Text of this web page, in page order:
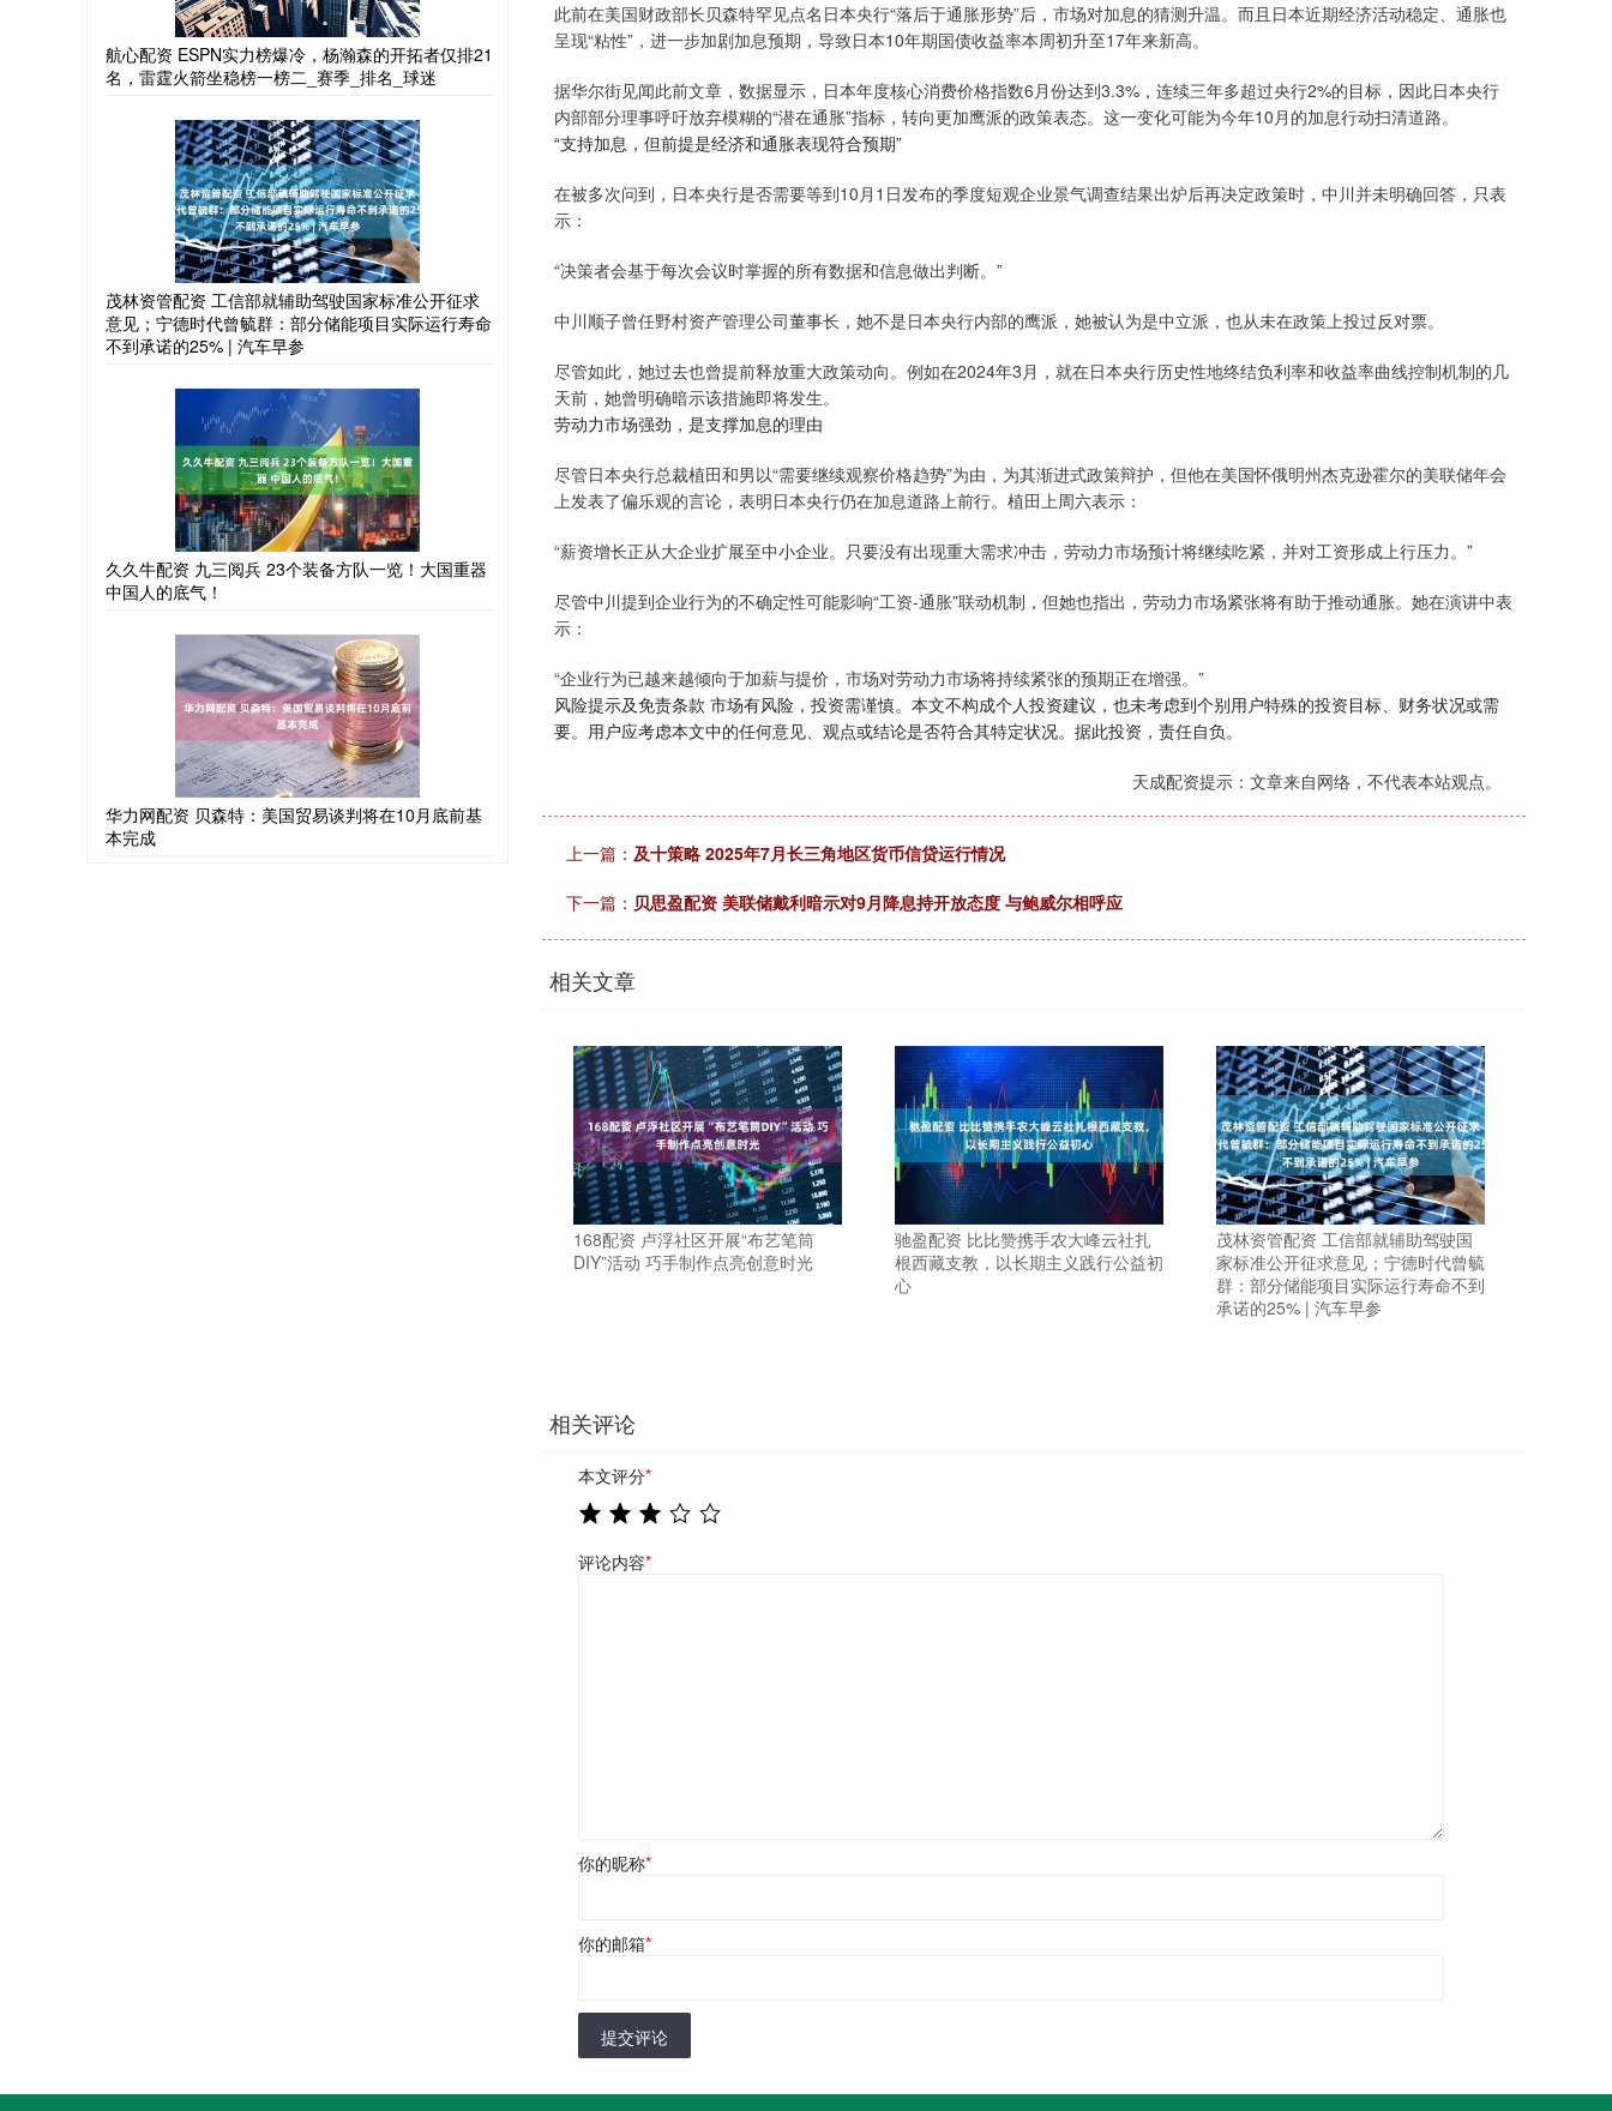
此前在美国财政部长贝森特罕见点名日本央行“落后于通胀形势”后，市场对加息的猜测升温。而且日本近期经济活动稳定、通胀也
呈现“粘性”，进一步加剧加息预期，导致日本10年期国债收益率本周初升至17年来新高。
据华尔街见闻此前文章，数据显示，日本年度核心消费价格指数6月份达到3.3%，连续三年多超过央行2%的目标，因此日本央行
内部部分理事呼吁放弃模糊的“潜在通胀”指标，转向更加鹰派的政策表态。这一变化可能为今年10月的加息行动扫清道路。
“支持加息，但前提是经济和通胀表现符合预期”
在被多次问到，日本央行是否需要等到10月1日发布的季度短观企业景气调查结果出炉后再决定政策时，中川并未明确回答，只表
示：
“决策者会基于每次会议时掌握的所有数据和信息做出判断。”
中川顺子曾任野村资产管理公司董事长，她不是日本央行内部的鹰派，她被认为是中立派，也从未在政策上投过反对票。
尽管如此，她过去也曾提前释放重大政策动向。例如在2024年3月，就在日本央行历史性地终结负利率和收益率曲线控制机制的几
天前，她曾明确暗示该措施即将发生。
劳动力市场强劲，是支撑加息的理由
尽管日本央行总裁植田和男以“需要继续观察价格趋势”为由，为其渐进式政策辩护，但他在美国怀俄明州杰克逊霍尔的美联储年会
上发表了偏乐观的言论，表明日本央行仍在加息道路上前行。植田上周六表示：
“薪资增长正从大企业扩展至中小企业。只要没有出现重大需求冲击，劳动力市场预计将继续吃紧，并对工资形成上行压力。”
尽管中川提到企业行为的不确定性可能影响“工资-通胀”联动机制，但她也指出，劳动力市场紧张将有助于推动通胀。她在演讲中表
示：
“企业行为已越来越倾向于加薪与提价，市场对劳动力市场将持续紧张的预期正在增强。”
风险提示及免责条款 市场有风险，投资需谨慎。本文不构成个人投资建议，也未考虑到个别用户特殊的投资目标、财务状况或需
要。用户应考虑本文中的任何意见、观点或结论是否符合其特定状况。据此投资，责任自负。
天成配资提示：文章来自网络，不代表本站观点。
上一篇： 及十策略 2025年7月长三角地区货币信贷运行情况
下一篇： 贝思盈配资 美联储戴利暗示对9月降息持开放态度 与鲍威尔相呼应
相关文章
168配资 卢浮社区开展“布艺笔筒
DIY”活动 巧手制作点亮创意时光
驰盈配资 比比赞携手农大峰云社扎
根西藏支教，以长期主义践行公益初
心
茂林资管配资 工信部就辅助驾驶国
家标准公开征求意见；宁德时代曾毓
群：部分储能项目实际运行寿命不到
承诺的25% | 汽车早参
相关评论
本文评分*
评论内容*
你的昵称*
你的邮箱*
提交评论
航心配资 ESPN实力榜爆冷，杨瀚森的开拓者仅排21
名，雷霆火箭坐稳榜一榜二_赛季_排名_球迷
茂林资管配资 工信部就辅助驾驶国家标准公开征求
意见；宁德时代曾毓群：部分储能项目实际运行寿命
不到承诺的25% | 汽车早参
久久牛配资 九三阅兵 23个装备方队一览！大国重器
中国人的底气！
华力网配资 贝森特：美国贸易谈判将在10月底前基
本完成